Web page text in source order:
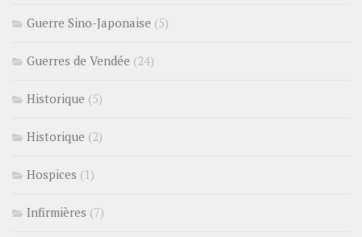
Guerre Sino-Japonaise (5)
Guerres de Vendée (24)
Historique (5)
Historique (2)
Hospices (1)
Infirmières (7)